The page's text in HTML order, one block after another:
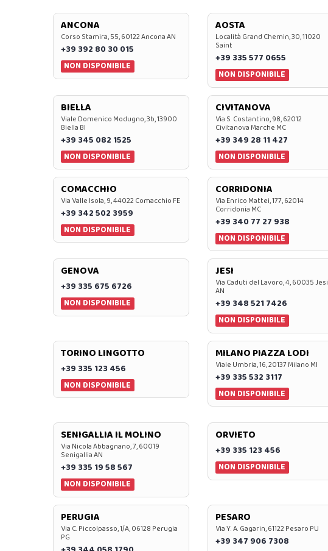
ANCONA
Corso Stamira, 55, 60122 Ancona AN
+39 392 80 30 015
NON DISPONIBILE
AOSTA
Località Grand Chemin, 30, 11020
Saint
+39 335 577 0655
NON DISPONIBILE
BIELLA
Viale Domenico Modugno, 3b, 13900
Biella BI
+39 345 082 1525
NON DISPONIBILE
CIVITANOVA
Via S. Costantino, 98, 62012
Civitanova Marche MC
+39 349 28 11 427
NON DISPONIBILE
COMACCHIO
Via Valle Isola, 9, 44022 Comacchio FE
+39 342 502 3959
NON DISPONIBILE
CORRIDONIA
Via Enrico Mattei, 177, 62014
Corridonia MC
+39 340 77 27 938
NON DISPONIBILE
GENOVA
+39 335 675 6726
NON DISPONIBILE
JESI
Via Caduti del Lavoro, 4, 60035 Jesi
AN
+39 348 521 7426
NON DISPONIBILE
TORINO LINGOTTO
+39 335 123 456
NON DISPONIBILE
MILANO PIAZZA LODI
Viale Umbria, 16, 20137 Milano MI
+39 335 532 3117
NON DISPONIBILE
SENIGALLIA IL MOLINO
Via Nicola Abbagnano, 7, 60019
Senigallia AN
+39 335 19 58 567
NON DISPONIBILE
ORVIETO
+39 335 123 456
NON DISPONIBILE
PERUGIA
Via C. Piccolpasso, 1/A, 06128 Perugia
PG
PESARO
Via Y. A. Gagarin, 61122 Pesaro PU
+39 347 906 7308